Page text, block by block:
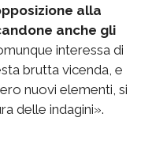
alla
anche gli
interessa di
brutta vicenda, e
nuovi elementi, si
delle indagini».